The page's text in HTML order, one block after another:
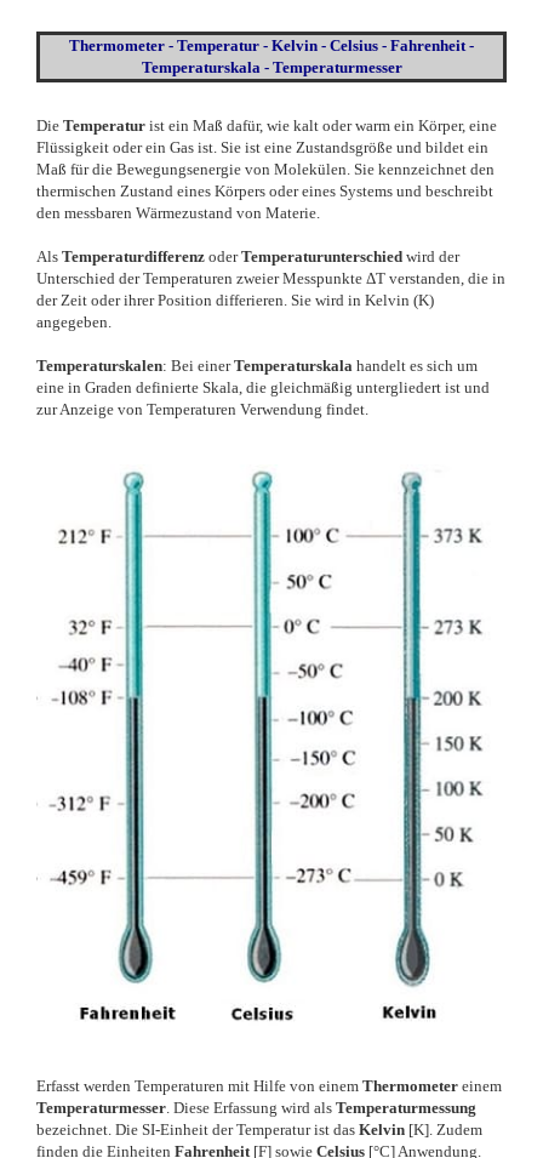
Thermometer - Temperatur - Kelvin - Celsius - Fahrenheit -
Temperaturskala - Temperaturmesser
Die Temperatur ist ein Maß dafür, wie kalt oder warm ein Körper, eine
Flüssigkeit oder ein Gas ist. Sie ist eine Zustandsgröße und bildet ein
Maß für die Bewegungsenergie von Molekülen. Sie kennzeichnet den
thermischen Zustand eines Körpers oder eines Systems und beschreibt
den messbaren Wärmezustand von Materie.
Als Temperaturdifferenz oderTemperaturunterschied wird der
Unterschied der Temperaturen zweier Messpunkte ΔT verstanden, die in
der Zeit oder ihrer Position differieren. Sie wird in Kelvin (K)
angegeben.
Temperaturskalen: Bei einerTemperaturskala handelt es sich um
eine in Graden definierte Skala, die gleichmäßig untergliedert ist und
zur Anzeige von Temperaturen Verwendung findet.
Erfasst werden Temperaturen mit Hilfe von einem Thermometer einem
Temperaturmesser . Diese Erfassung wird als Temperaturmessung
bezeichnet. Die SI-Einheit der Temperatur ist das Kelvin [K]. Zudem
finden die Einheiten Fahrenheit [F] sowie Celsius [°C] Anwendung.